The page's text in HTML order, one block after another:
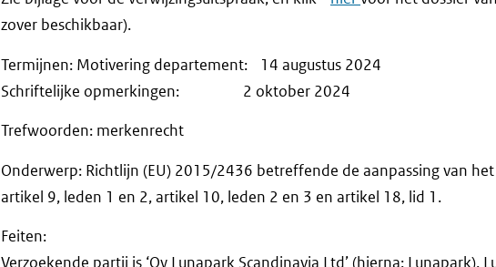
zover beschikbaar).
Termijnen: Motivering departement: 14 augustus 2024
Schriftelijke opmerkingen: 2 oktober 2024
Trefwoorden: merkenrecht
Onderwerp: Richtlijn (EU) 2015/2436 betreffende de aanpassing van
artikel 9, leden 1 en 2, artikel 10, leden 2 en 3 en artikel 18, lid 1.
Feiten:
Verzoekende partij is ‘Oy Lunapark Scandinavia Ltd’ (hierna: Lunapark).